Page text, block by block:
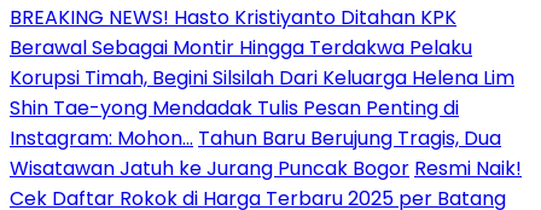
BREAKING NEWS! Hasto Kristiyanto Ditahan KPK
Berawal Sebagai Montir Hingga Terdakwa Pelaku
Korupsi Timah, Begini Silsilah Dari Keluarga Helena Lim
Shin Tae-yong Mendadak Tulis Pesan Penting di
Instagram: Mohon… Tahun Baru Berujung Tragis, Dua
Wisatawan Jatuh ke Jurang Puncak Bogor Resmi Naik!
Cek Daftar Rokok di Harga Terbaru 2025 per Batang